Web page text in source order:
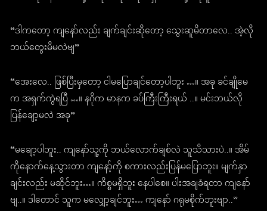
“ဒါကတော့ ကျနော်လည်း ချက်ချင်းဆိုတော့ သွေးဆူမိတာလေ.. အဲ့လို
ဘယ်တွေးမိမလဲဗျ”
“အေးလေ.. ဖြစ်ပြီးမှတော့ ငါမပြောချင်တော့ပါဘူး …။ အခု ခင်ချိုမေ
က အရှက်ကွဲရပြီ …။ နဂိုက မာနက ခပ်ကြီးကြီးရယ် ..။ မင်းဘယ်လို
ပြန်ချော့မလဲ အခု”
“မချော့ပါဘူး.. ကျနော်သူ့ကို ဘယ်လောက်ချစ်လဲ သူသိသားပဲ..။ အိမ်
ကိုနောက်နေ့သွားတာ ကျနော့်ကို စကားလည်းပြန်မပြောဘူး။ မျက်နှာ
ချင်းလည်း မဆိုင်ဘူး…။ ကိစ္စမရှိဘူး နေပါစေ။ ပါးအချခံရတာ ကျနော်
ဗျ..။ ဒါတောင် သူက မလျှော့ချင်ဘူး… ကျနော် ဂရုမစိုက်ဘူးဗျာ..”